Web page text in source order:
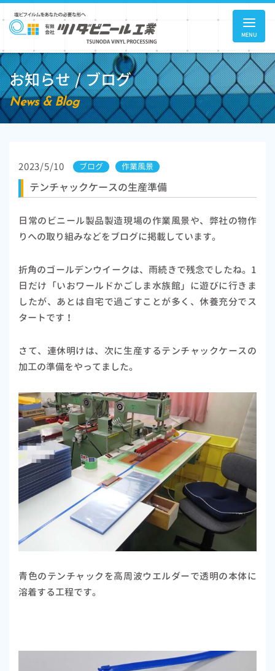
MENU
お知らせ / ブログ
News & Blog
2023/5/10 ブログ 作業風景
テンチャックケースの生産準備
日常のビニール製品製造現場の作業風景や、弊社の物作
りへの取り組みなどをブログに掲載しています。
折角のゴールデンウイークは、雨続きで残念でしたね。1
日だけ「いおワールドかごしま水族館」に遊びに行きま
したが、あとは自宅で過ごすことが多く、休養充分でス
タートです！
さて、連休明けは、次に生産するテンチャックケースの
加工の準備をやってました。
青色のテンチャックを高周波ウエルダーで透明の本体に
溶着する工程です。